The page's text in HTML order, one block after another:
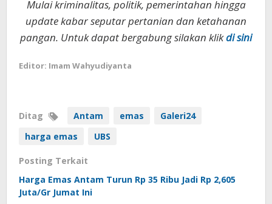
Mulai kriminalitas, politik, pemerintahan hingga
update kabar seputar pertanian dan ketahanan
pangan. Untuk dapat bergabung silakan klikdi sini
Editor: Imam Wahyudiyanta
Ditag Antam emas
Galeri24
harga emas
UBS
Posting Terkait
Harga Emas Antam Turun Rp 35 Ribu Jadi Rp 2,605
Juta/Gr Jumat Ini